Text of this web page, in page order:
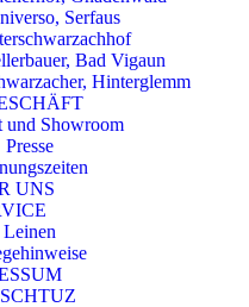
Serfaus
Bad Vigaun
Hinterglemm
und Showroom
Presse
UNS
Leinen